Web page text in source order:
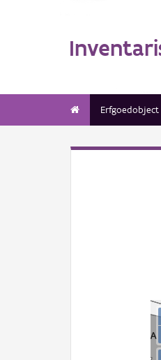
Erfgoedobject